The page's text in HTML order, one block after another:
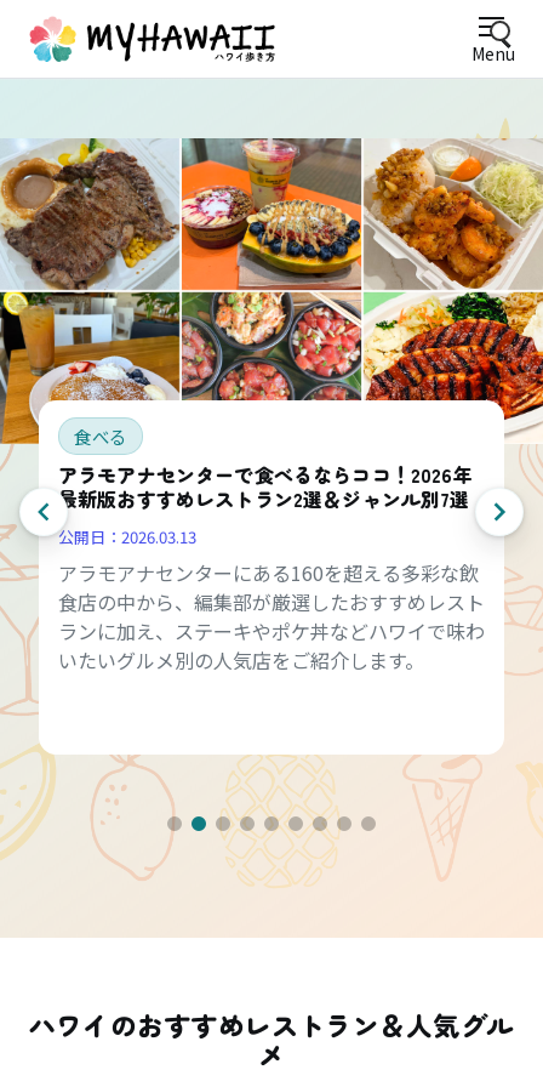
Menu
食べる
アラモアナセンターで食べるならココ！2026年
最新版おすすめレストラン2選＆ジャンル別7選
公開日： 2026.03.13
アラモアナセンターにある160を超える多彩な飲
食店の中から、編集部が厳選したおすすめレスト
ランに加え、ステーキやポケ丼などハワイで味わ
いたいグルメ別の人気店をご紹介します。
ハワイのおすすめレストラン＆人気グル
メ